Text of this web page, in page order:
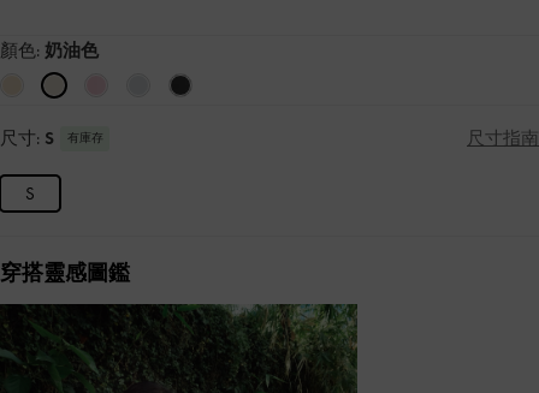
顏色: 奶油色
尺寸: S 有庫存 尺寸指南
S
穿搭靈感圖鑑